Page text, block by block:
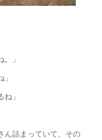
」
」
ん詰まっていて、その